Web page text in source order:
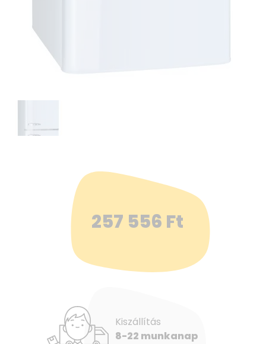
257 556 Ft
Kiszállítás
8-22 munkanap